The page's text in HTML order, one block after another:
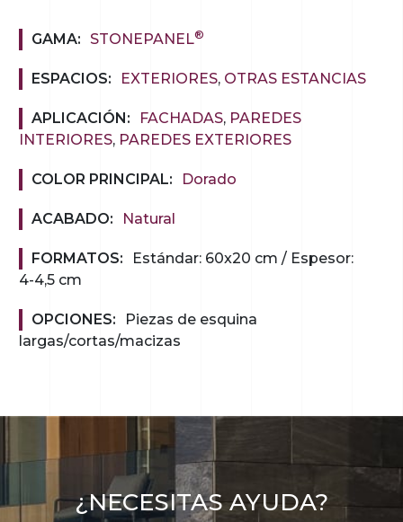
GAMA: STONEPANEL®
ESPACIOS: EXTERIORES, OTRAS ESTANCIAS
APLICACIÓN: FACHADAS, PAREDES
INTERIORES, PAREDES EXTERIORES
COLOR PRINCIPAL: Dorado
ACABADO: Natural
FORMATOS:
Estándar: 60x20 cm / Espesor:
4-4,5 cm
OPCIONES:
Piezas de esquina
largas/cortas/macizas
¿NECESITAS AYUDA?